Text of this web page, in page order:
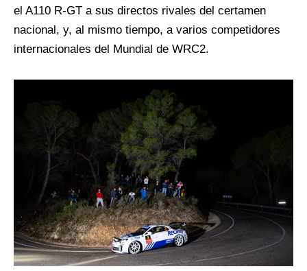
el A110 R-GT a sus directos rivales del certamen
nacional, y, al mismo tiempo, a varios competidores
internacionales del Mundial de WRC2.